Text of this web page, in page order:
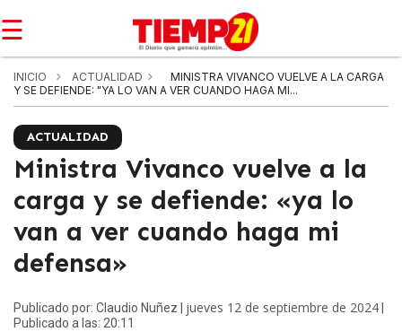
☰
INICIO ACTUALIDAD
MINISTRA VIVANCO VUELVE A LA CARGA
Y SE DEFIENDE: "YA LO VAN A VER CUANDO HAGA MI...
ACTUALIDAD
Ministra Vivanco vuelve a la
carga y se defiende: «ya lo
van a ver cuando haga mi
defensa»
Publicado por: Claudio Nuñez | jueves 12 de septiembre de 2024
Publicado a las: 20:11